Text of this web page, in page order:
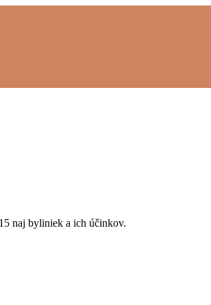
naj byliniek a ich účinkov.